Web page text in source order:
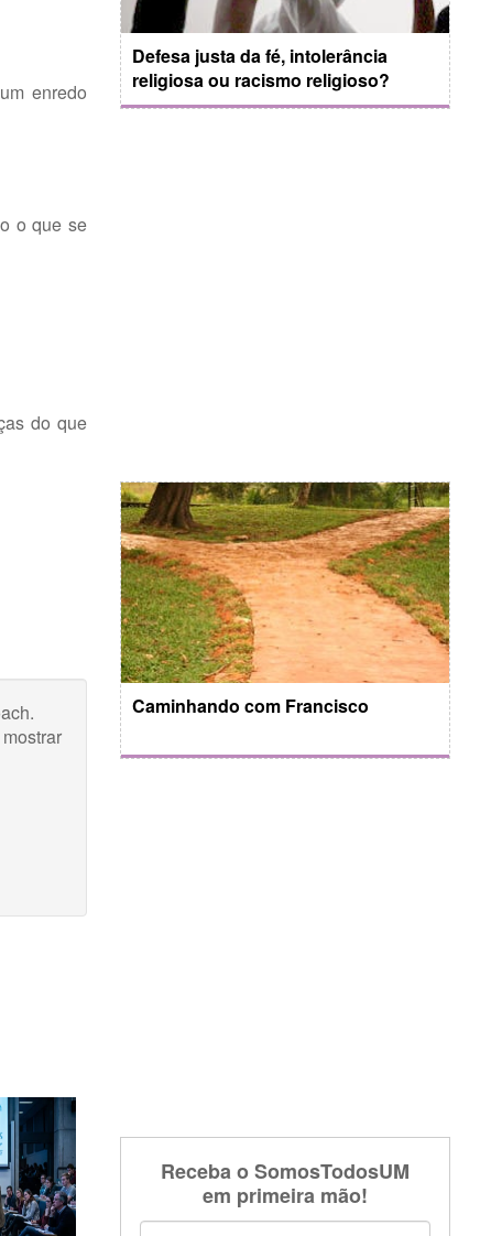
enredo
o que se
do que
Defesa justa da fé, intolerância
religiosa ou racismo religioso?
Caminhando com Francisco
Receba o SomosTodosUM
em primeira mão!